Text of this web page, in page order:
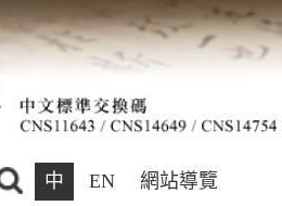
中 EN 網站導覽